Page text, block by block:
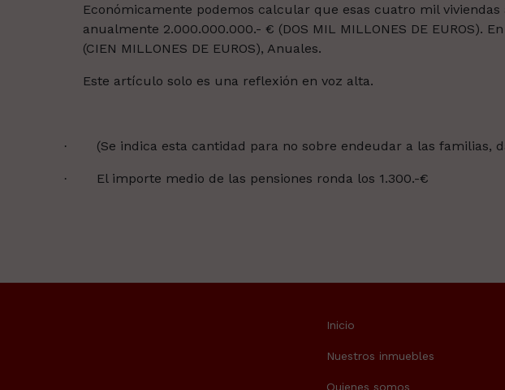
Económicamente podemos calcular que esas cuatro mil
anualmente 2.000.000.000.- € (DOS MIL MILLONES DE EUROS).
(CIEN MILLONES DE EUROS), Anuales.
Este artículo solo es una reflexión en voz alta.
· (Se indica esta cantidad para no sobre endeudar a las familias,
· El importe medio de las pensiones ronda los 1.300.-€
Inicio
Nuestros inmuebles
Quienes somos